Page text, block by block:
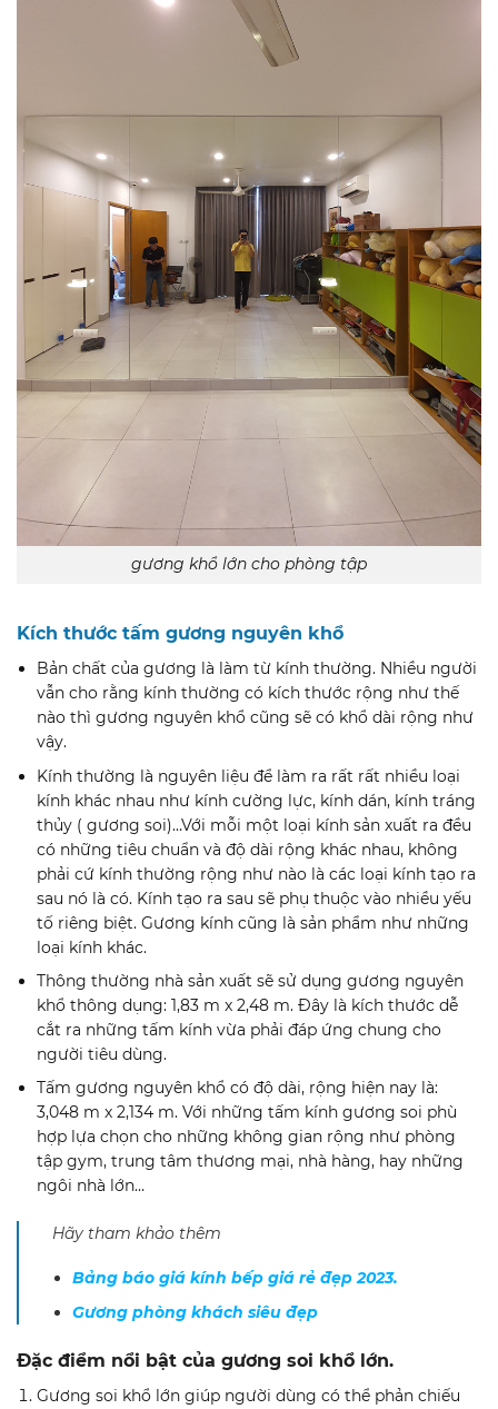
gương khổ lớn cho phòng tập
Kích thước tấm gương nguyên khổ
Bản chất của gương là làm từ kính thường. Nhiều người
vẫn cho rằng kính thường có kích thước rộng như thế
nào thì gương nguyên khổ cũng sẽ có khổ dài rộng như
vậy.
Kính thường là nguyên liệu để làm ra rất rất nhiều loại
kính khác nhau như kính cường lực, kính dán, kính tráng
thủy ( gương soi)…Với mỗi một loại kính sản xuất ra đều
có những tiêu chuẩn và độ dài rộng khác nhau, không
phải cứ kính thường rộng như nào là các loại kính tạo ra
sau nó là có. Kính tạo ra sau sẽ phụ thuộc vào nhiều yếu
tố riêng biệt. Gương kính cũng là sản phẩm như những
loại kính khác.
Thông thường nhà sản xuất sẽ sử dụng gương nguyên
khổ thông dụng: 1,83 m x 2,48 m. Đây là kích thước dễ
cắt ra những tấm kính vừa phải đáp ứng chung cho
người tiêu dùng.
Tấm gương nguyên khổ có độ dài, rộng hiện nay là:
3,048 m x 2,134 m. Với những tấm kính gương soi phù
hợp lựa chọn cho những không gian rộng như phòng
tập gym, trung tâm thương mại, nhà hàng, hay những
ngôi nhà lớn…
​Hãy tham khảo thêm
Bảng báo giá kính bếp giá rẻ đẹp 2023.
Gương phòng khách siêu đẹp
Đặc điểm nổi bật của gương soi khổ lớn.
Gương soi khổ lớn giúp người dùng có thể phản chiếu